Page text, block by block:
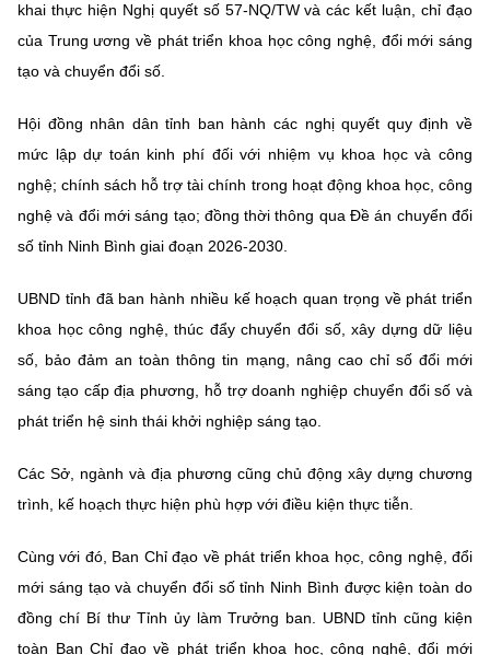
Liên hệ
Địa chỉ: Ban Biên tập Cổng TTĐT - 18 Nguyễn Du, TP. Hà Nội
Điện thoại: 024 3936 9506
(Ghi rõ nguồn "https://mst.gov.vn" khi phát hành lại thông tin từ
website này)
khai thực hiện Nghị quyết số 57-NQ/TW và các kết luận, chỉ đạo
của Trung ương về phát triển khoa học công nghệ, đổi mới sáng
tạo và chuyển đổi số.
Hội đồng nhân dân tỉnh ban hành các nghị quyết quy định về
mức lập dự toán kinh phí đối với nhiệm vụ khoa học và công
nghệ; chính sách hỗ trợ tài chính trong hoạt động khoa học, công
nghệ và đổi mới sáng tạo; đồng thời thông qua Đề án chuyển đổi
số tỉnh Ninh Bình giai đoạn 2026-2030.
UBND tỉnh đã ban hành nhiều kế hoạch quan trọng về phát triển
khoa học công nghệ, thúc đẩy chuyển đổi số, xây dựng dữ liệu
số, bảo đảm an toàn thông tin mạng, nâng cao chỉ số đổi mới
sáng tạo cấp địa phương, hỗ trợ doanh nghiệp chuyển đổi số và
phát triển hệ sinh thái khởi nghiệp sáng tạo.
Các Sở, ngành và địa phương cũng chủ động xây dựng chương
trình, kế hoạch thực hiện phù hợp với điều kiện thực tiễn.
Cùng với đó, Ban Chỉ đạo về phát triển khoa học, công nghệ, đổi
mới sáng tạo và chuyển đổi số tỉnh Ninh Bình được kiện toàn do
đồng chí Bí thư Tỉnh ủy làm Trưởng ban. UBND tỉnh cũng kiện
toàn Ban Chỉ đạo về phát triển khoa học, công nghệ, đổi mới